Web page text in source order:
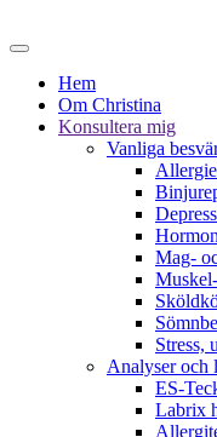
Hem
Om Christina
Konsultera mig
Vanliga
Mag-
Stress,
Analyser och
ES-
Labrix